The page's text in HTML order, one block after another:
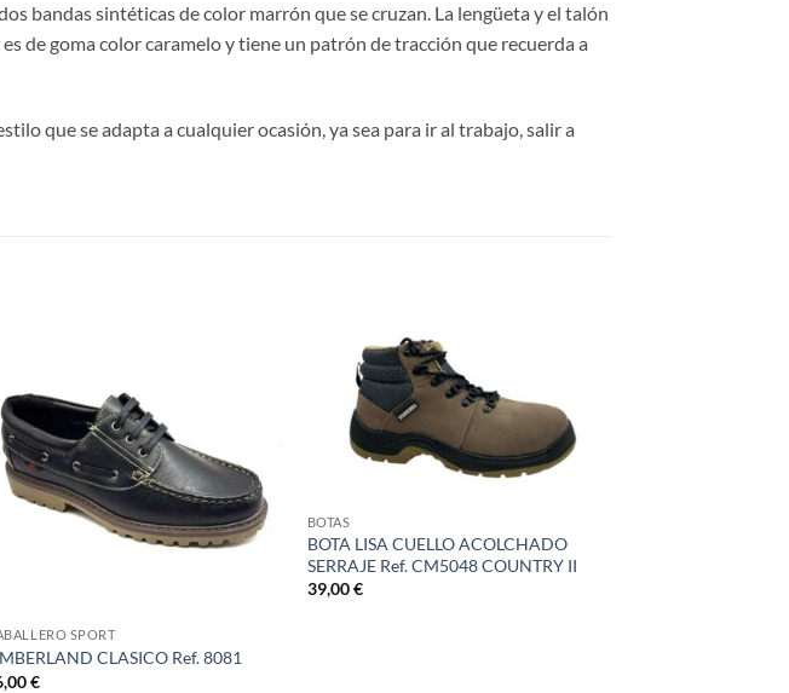
bandas sintéticas de color marrón que se cruzan. La lengüeta y el talón
de goma color caramelo y tiene un patrón de tracción que recuerda a
que se adapta a cualquier ocasión, ya sea para ir al trabajo, salir a
SPORT
CLASICO Ref. 8081
€
BOTAS
BOTA LISA CUELLO ACOLCHADO
SERRAJE Ref. CM5048 COUNTRY II
39,00€